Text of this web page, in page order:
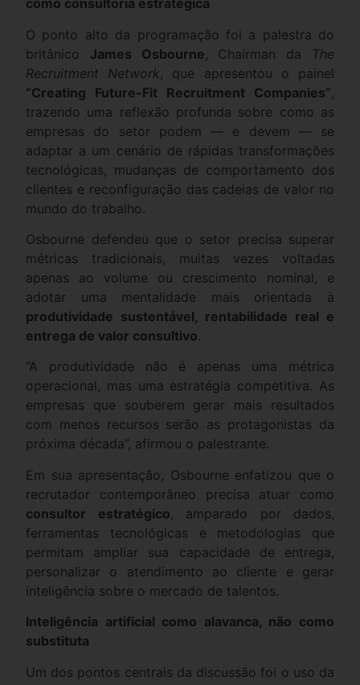
como consultoria estratégica
O ponto alto da programação foi a palestra do
britânico James Osbourne , Chairman da
The
Recruitment Network , que apresentou o painel
“Creating Future-Fit Recruitment Companies”
trazendo uma reflexão profunda sobre como as
empresas do setor podem — e devem — se
adaptar a um cenário de rápidas transformações
tecnológicas, mudanças de comportamento dos
clientes e reconfiguração das cadeias de valor no
mundo do trabalho.
Osbourne defendeu que o setor precisa superar
métricas tradicionais, muitas vezes voltadas
apenas ao volume ou crescimento nominal, e
adotar uma mentalidade mais orientada à
produtividade sustentável, rentabilidade real e
entrega de valor consultivo.
“A produtividade não é apenas uma métrica
operacional, mas uma estratégia competitiva. As
empresas que souberem gerar mais resultados
com menos recursos serão as protagonistas da
próxima década”, afirmou o palestrante.
Em sua apresentação, Osbourne enfatizou que o
recrutador contemporâneo precisa atuar como
consultor estratégico , amparado por dados,
ferramentas tecnológicas e metodologias que
permitam ampliar sua capacidade de entrega,
personalizar o atendimento ao cliente e gerar
inteligência sobre o mercado de talentos.
Inteligência artificial como alavanca, não como
substituta
Um dos pontos centrais da discussão foi o uso da